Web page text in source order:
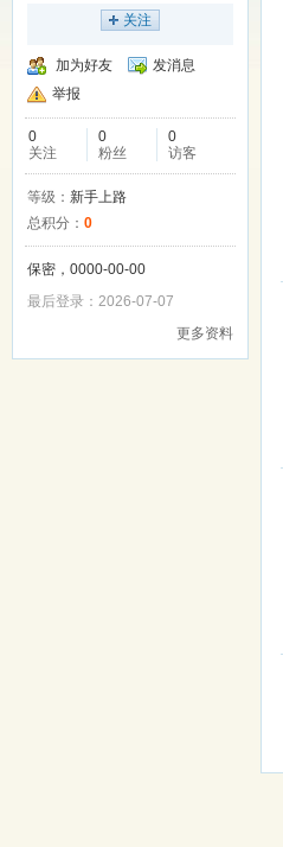
关注
加为好友
发消息
举报
0
关注
0
粉丝
0
访客
等级： 新手上路
总积分： 0
保密，0000-00-00
最后登录：2026-07-07
更多资料